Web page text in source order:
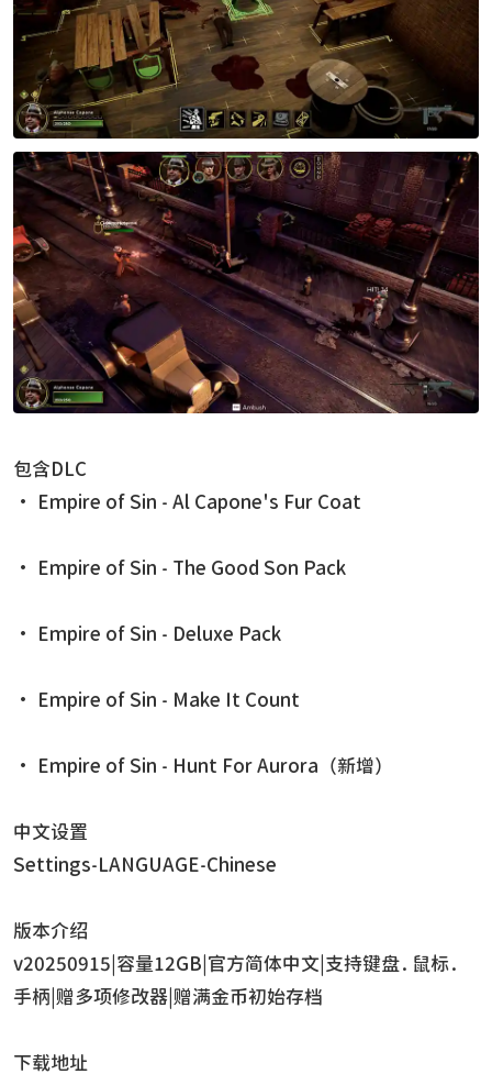
包含DLC
• Empire of Sin - Al Capone's Fur Coat
• Empire of Sin - The Good Son Pack
• Empire of Sin - Deluxe Pack
• Empire of Sin - Make It Count
• Empire of Sin - Hunt For Aurora（新增）
中文设置
Settings-LANGUAGE-Chinese
版本介绍
v20250915|容量12GB|官方简体中文|支持键盘.鼠标.
手柄|赠多项修改器|赠满金币初始存档
下载地址